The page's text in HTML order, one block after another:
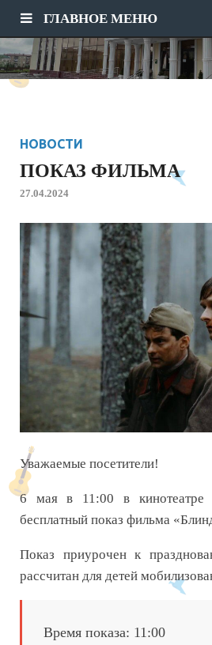
ГЛАВНОЕ МЕНЮ
НОВОСТИ
ПОКАЗ ФИЛЬМА
27.04.2024
Уважаемые посетители!
6 мая в 11:00 в кинотеатре
бесплатный показ фильма
Показ приурочен к
рассчитан для детей
Время показа: 11:00